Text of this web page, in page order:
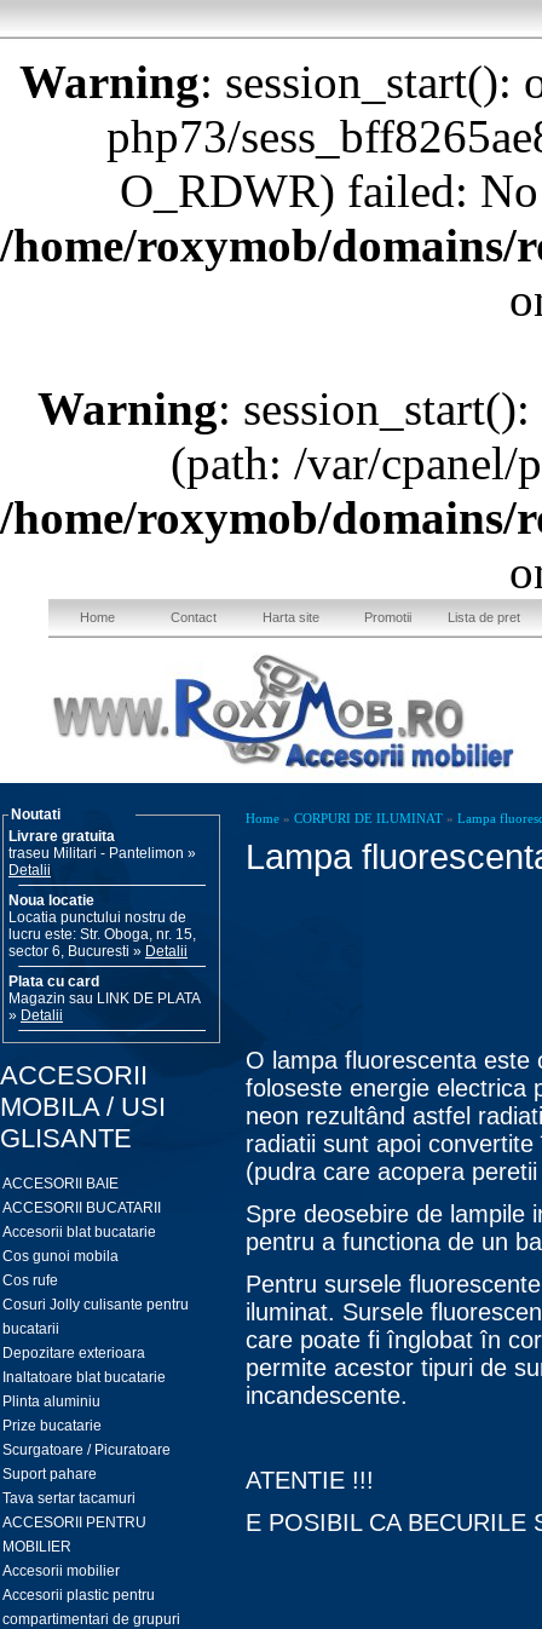
Warning: session_start():
php73/
O_RDWR) failed:
/home/roxymob/
Warning:
(path: /var/cpanel/
/home/roxymob/
Home Contact Harta site Promotii Lista de pret
Noutati
Livrare gratuita
traseu Militari - Pantelimon »
Detalii
Noua locatie
Locatia punctului nostru de
lucru este: Str. Oboga, nr. 15,
sector 6, Bucuresti » Detalii
Plata cu card
Magazin sau LINK DE PLATA
» Detalii
ACCESORII
MOBILA / USI
GLISANTE
ACCESORII BAIE
ACCESORII BUCATARII
Accesorii blat bucatarie
Cos gunoi mobila
Cos rufe
Cosuri Jolly culisante pentru
bucatarii
Depozitare exterioara
Inaltatoare blat bucatarie
Plinta aluminiu
Prize bucatarie
Scurgatoare / Picuratoare
Suport pahare
Tava sertar tacamuri
ACCESORII PENTRU
MOBILIER
Accesorii mobilier
Accesorii plastic pentru
compartimentari de grupuri
Home » CORPURI DE ILUMINAT » Lampa
Lampa
O lampa fluorescenta
foloseste energie electrica
neon rezultând astfel
radiatii sunt apoi
(pudra care acopera
Spre deosebire de lampile
pentru a functiona de un
Pentru sursele
iluminat. Sursele
care poate fi înglobat în
permite acestor tipuri de
incandescente.
ATENTIE !!!
E POSIBIL CA BECURILE